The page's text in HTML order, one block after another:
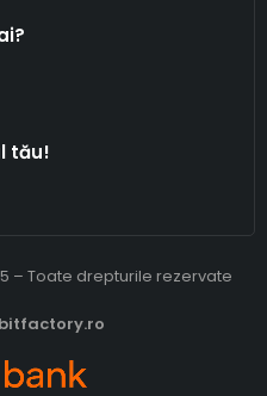
tău!
– Toate drepturile rezervate
bitfactory.ro